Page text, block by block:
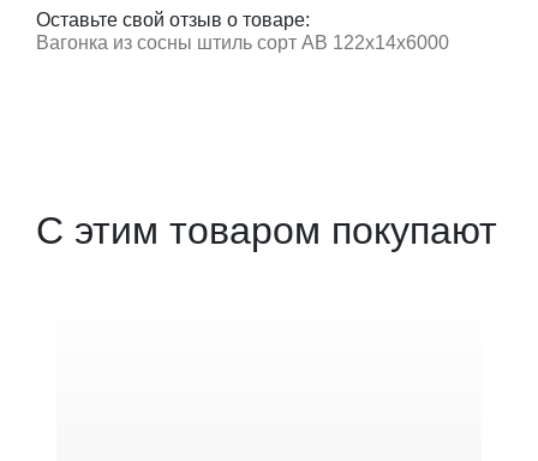
Оставьте свой отзыв о товаре:
Вагонка из сосны штиль сорт АВ 122x14x6000